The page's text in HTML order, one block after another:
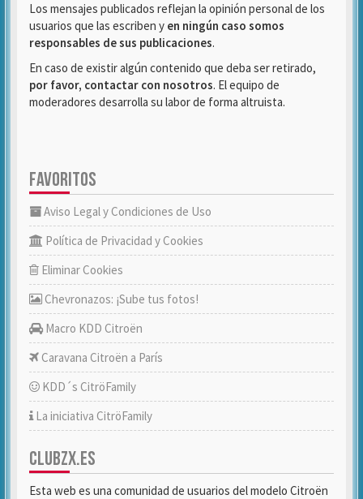
Los mensajes publicados reflejan la opinión personal de los
usuarios que las escriben y en ningún caso somos
responsables de sus publicaciones.
En caso de existir algún contenido que deba ser retirado,
por favor, contactar con nosotros. El equipo de
moderadores desarrolla su labor de forma altruista.
FAVORITOS
Aviso Legal y Condiciones de Uso
Política de Privacidad y Cookies
Eliminar Cookies
Chevronazos: ¡Sube tus fotos!
Macro KDD Citroën
Caravana Citroën a París
KDD´s CitröFamily
La iniciativa CitröFamily
CLUBZX.ES
Esta web es una comunidad de usuarios del modelo Citroën